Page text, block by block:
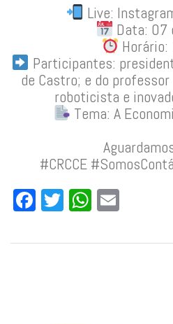
Live:
Data: 07
Participantes:
de Castro; e do
roboticista e
Tema: A
#CRCCE
Facebook
Twitter